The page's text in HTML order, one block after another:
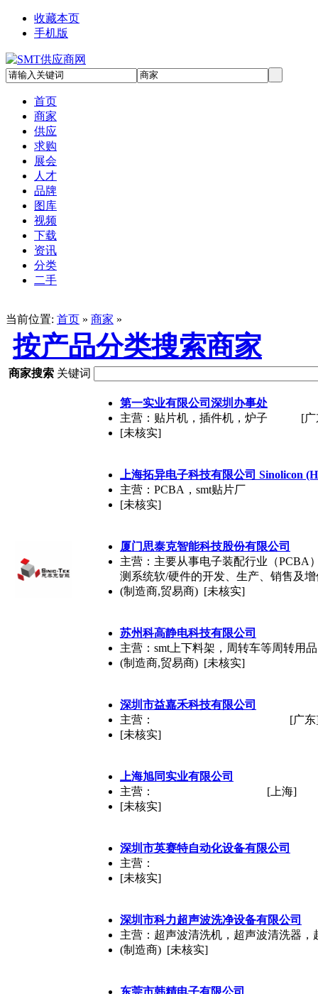
收藏本页
手机版
首页
商家
供应
求购
展会
人才
品牌
图库
视频
下载
资讯
分类
二手
当前位置: 首页 » 商家 »
按产品分类搜索商家
商家搜索 关键词
第一实业有限公司深圳办事处
主营：贴片机，插件机，炉子
[未核实]
[
上海拓异电子科技有限公司 Sinolicon
主营：PCBA，smt贴片厂
[未核实]
厦门思泰克智能科技股份有限公司
主营：主要从事电子装配行业（PCBA
测系统软/硬件的开发、生产、销售及
(制造商,贸易商) [未核实]
苏州科高静电科技有限公司
主营：smt上下料架，周转车等周转用
(制造商,贸易商) [未核实]
深圳市益嘉禾科技有限公司
主营：
[未核实]
[广
上海旭同实业有限公司
主营：
[未核实]
[上海]
深圳市英赛特自动化设备有限公司
主营：
[未核实]
深圳市科力超声波洗净设备有限公司
主营：超声波清洗机，超声波清洗器
(制造商) [未核实]
东莞市韩精电子有限公司